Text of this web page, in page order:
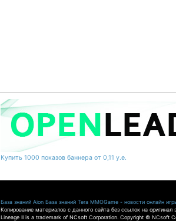
Купить 1000 показов баннера от 0,11 у.е.
База знаний Aion База знаний Tera MMOGame - новости онлайн
Копирование материалов с данного сайта без ссылок на оригинал
Lineage II is a trademark of NCsoft Corporation. Copyright © NCsoft